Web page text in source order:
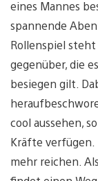
eines Mannes
spannende
Rollenspiel
gegenüber, die
besiegen gilt.
cool aussehen,
Kräfte verfügen.
mehr reichen.